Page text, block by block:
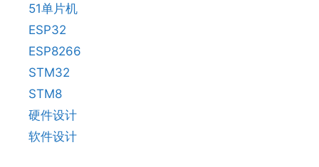
51单片机
ESP32
ESP8266
STM32
STM8
硬件设计
软件设计